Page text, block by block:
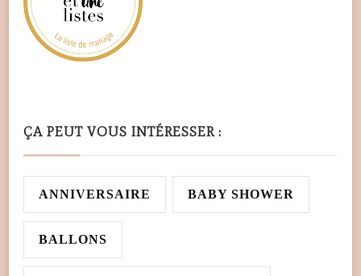
ÇA PEUT VOUS INTÉRESSER :
ANNIVERSAIRE BABY SHOWER
BALLONS